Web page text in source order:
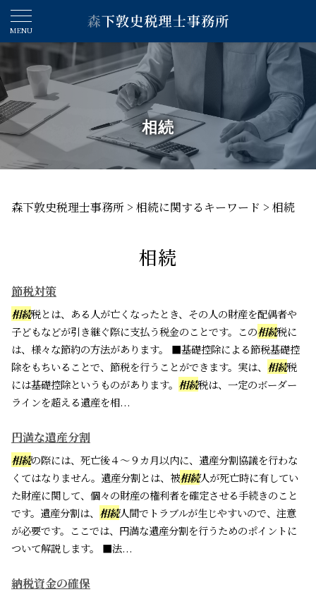
相続
森下敦史税理士事務所 > 相続に関するキーワード > 相続
相続
節税対策
相続税とは、ある人が亡くなったとき、その人の財産を配偶者や
子どもなどが引き継ぐ際に支払う税金のことです。この相続税に
は、様々な節約の方法があります。 ■基礎控除による節税基礎控
除をもちいることで、節税を行うことができます。実は、 相続税
には基礎控除というものがあります。 相続税は、一定のボーダー
ラインを超える遺産を相...
円満な遺産分割
相続の際には、死亡後４～９カ月以内に、遺産分割協議を行わな
くてはなりません。遺産分割とは、被相続人が死亡時に有してい
た財産に関して、個々の財産の権利者を確定させる手続きのこと
です。遺産分割は、 相続人間でトラブルが生じやすいので、注意
が必要です。ここでは、円満な遺産分割を行うためのポイントに
ついて解説します。 ■法...
納税資金の確保